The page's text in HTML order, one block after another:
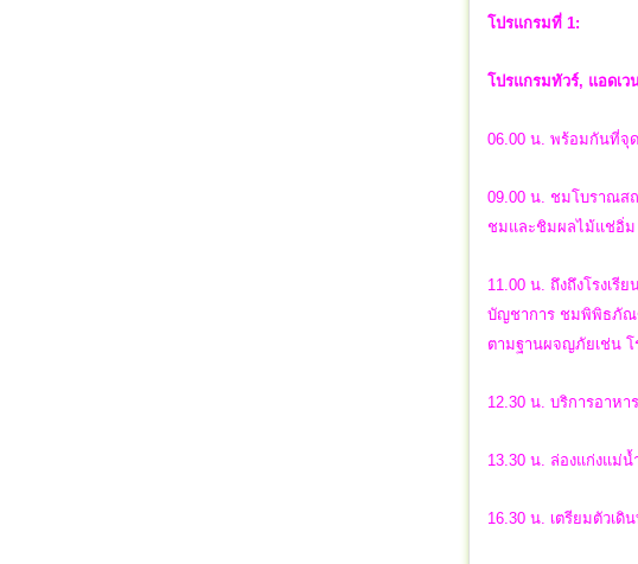
โปรแกรมที่ 1:
โปรแกรมทัวร์, แอดเว
06.00 น. พร้อมกันที่จุ
09.00 น. ชมโบราณส
ชมและชิมผลไม้แช่อิ่ม
11.00 น. ถึงถึงโรงเ
บัญชาการ ชมพิพิธภัณฑ์
ตามฐานผจญภัยเช่น โ
12.30 น. บริการอาห
13.30 น. ล่องแก่งแม่
16.30 น. เตรียมตัวเดิ